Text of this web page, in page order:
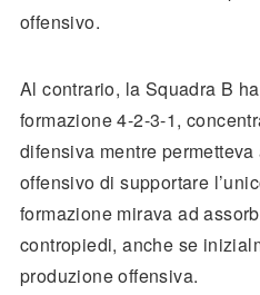
offensivo.
Al contrario, la Squadra B
formazione 4-2-3-1,
difensiva mentre
offensivo di supportare
formazione mirava ad
contropiedi, anche se
produzione offensiva.